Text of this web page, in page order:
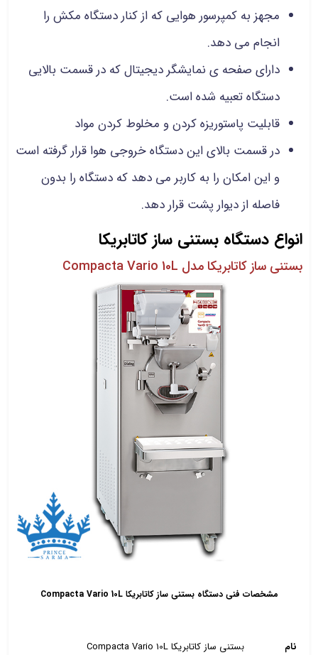
مجهز به کمپرسور هوایی که از کنار دستگاه مکش را
انجام می دهد.
دارای صفحه ی نمایشگر دیجیتال که در قسمت بالایی
دستگاه تعبیه شده است.
قابلیت پاستوریزه کردن و مخلوط کردن مواد
در قسمت بالای این دستگاه خروجی هوا قرار گرفته است
و این امکان را به کاربر می دهد که دستگاه را بدون
فاصله از دیوار پشت قرار دهد.
انواع دستگاه بستنی ساز کاتابریکا
بستنی ساز کاتابریکا مدل Compacta Vario 10L
مشخصات فنی دستگاه بستنی ساز کاتابریکا Compacta Vario 10L
نام
بستنی ساز کاتابریکا Compacta Vario 10L